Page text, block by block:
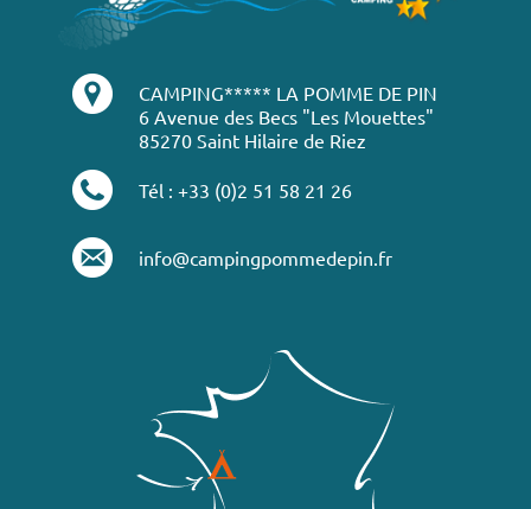
CAMPING***** LA POMME DE PIN
6 Avenue des Becs "Les Mouettes"
85270 Saint Hilaire de Riez
Tél : +33 (0)2 51 58 21 26
info@campingpommedepin.fr